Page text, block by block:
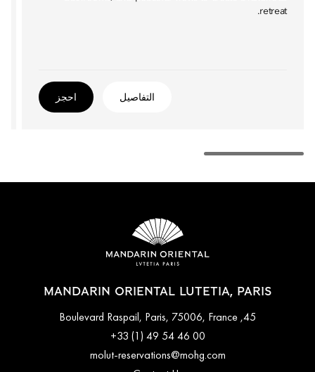
retreat.
التفاصيل احجز
MANDARIN ORIENTAL LUTETIA, PARIS
45, Boulevard Raspail, Paris, 75006, France
+33 (1) 49 54 46 00
molut-reservations@mohg.com